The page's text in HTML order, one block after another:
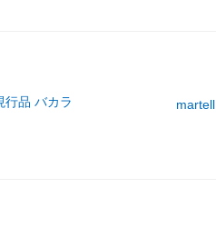
行品 バカラ martell